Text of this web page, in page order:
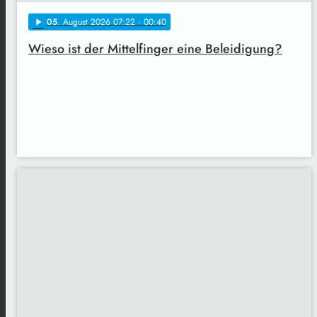
play_arrow 05. August 2026 07:22 · 00:40
Wieso ist der Mittelfinger eine Beleidigung?